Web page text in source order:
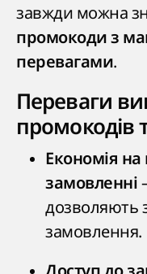
завжди можна
промокоди з
перевагами.
Переваги
промокодів
Економія
замовленні
дозволяють
замовлення.